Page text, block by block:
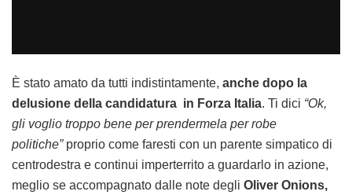
È stato amato da tutti indistintamente, anche dopo la
delusione della candidatura in Forza Italia. Ti dici “Ok,
gli voglio troppo bene per prendermela per robe
politiche”proprio come faresti con un parente simpatico di
centrodestra e continui imperterrito a guardarlo in azione,
meglio se accompagnato dalle note degli Oliver Onions,